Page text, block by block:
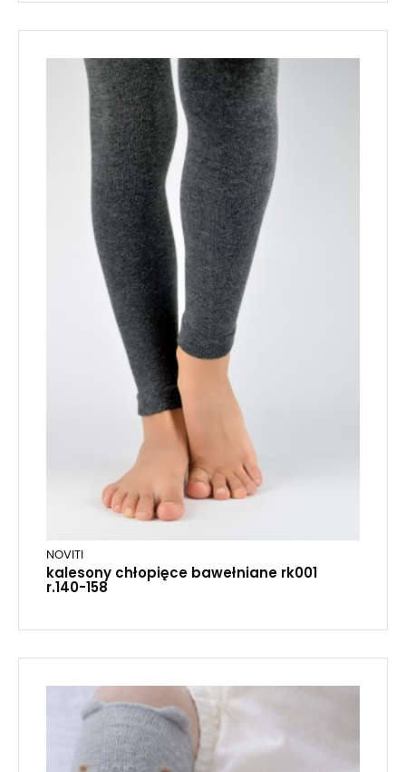
NOVITI
kalesony chłopięce bawełniane rk001
r.140-158